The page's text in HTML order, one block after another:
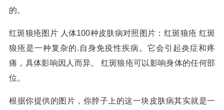
的。
红斑狼疮图片 人体100种皮肤病对照图片：红斑狼疮 红斑
狼疮是一种复杂的.自身免疫性疾病。它会引起炎症和疼
痛，具体影响因人而异。 红斑狼疮可以影响身体的任何部
位。
根据你提供的图片，你脖子上的这一块皮肤病其实就是一